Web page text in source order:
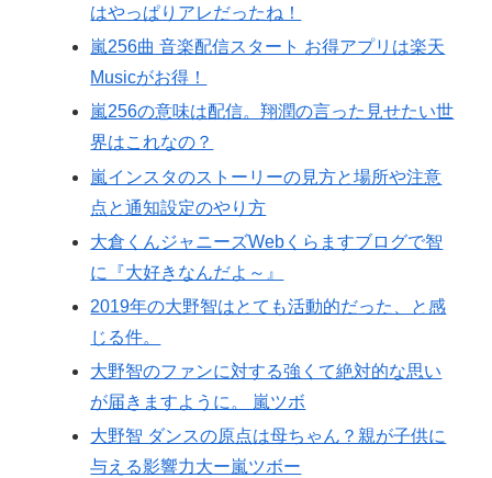
はやっぱりアレだったね！
嵐256曲 音楽配信スタート お得アプリは楽天
Musicがお得！
嵐256の意味は配信。翔潤の言った見せたい世
界はこれなの？
嵐インスタのストーリーの見方と場所や注意
点と通知設定のやり方
大倉くんジャニーズWebくらますブログで智
に『大好きなんだよ～』
2019年の大野智はとても活動的だった、と感
じる件。
大野智のファンに対する強くて絶対的な思い
が届きますように。 嵐ツボ
大野智 ダンスの原点は母ちゃん？親が子供に
与える影響力大ー嵐ツボー